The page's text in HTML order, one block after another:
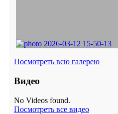
Посмотреть всю галерею
Видео
No Videos found.
Посмотреть все видео